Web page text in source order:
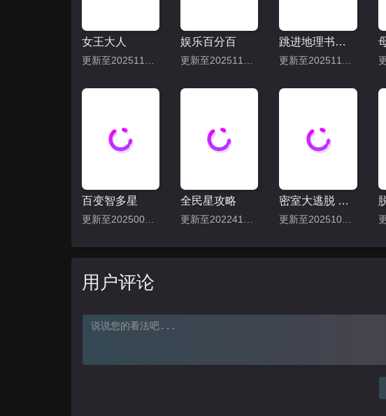
20250809上
女王大人 娱乐百分百 跳进地理书的旅行2025·甘肃篇
百变智多星 全民星攻略 密室大逃脱 第七季
用户评论